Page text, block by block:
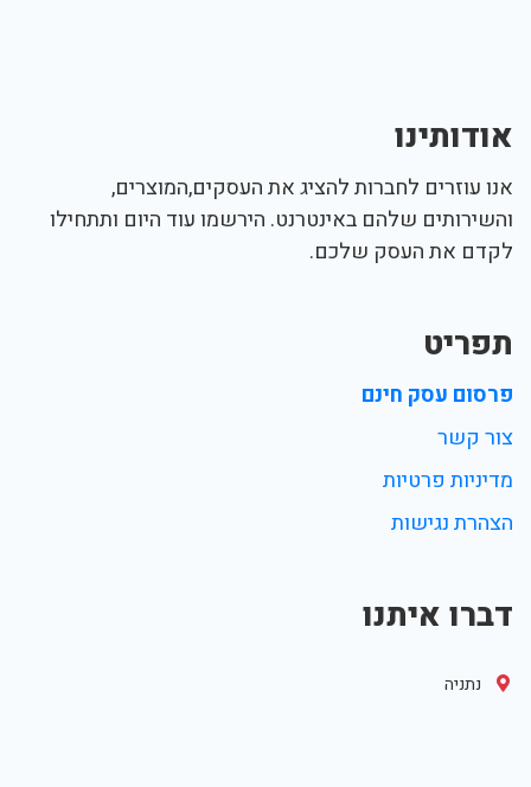
אודותינו
אנו עוזרים לחברות להציג את העסקים,המוצרים,
והשירותים שלהם באינטרנט. הירשמו עוד היום ותתחילו
לקדם את העסק שלכם.
תפריט
פרסום עסק חינם
צור קשר
מדיניות פרטיות
הצהרת נגישות
דברו איתנו
נתניה